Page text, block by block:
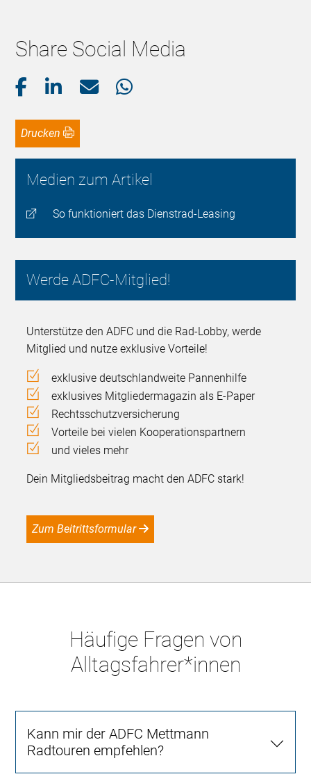
Share Social Media
Drucken
Medien zum Artikel
So funktioniert das Dienstrad-Leasing
Werde ADFC-Mitglied!
Unterstütze den ADFC und die Rad-Lobby, werde
Mitglied und nutze exklusive Vorteile!
exklusive deutschlandweite Pannenhilfe
exklusives Mitgliedermagazin als E-Paper
Rechtsschutzversicherung
Vorteile bei vielen Kooperationspartnern
und vieles mehr
Dein Mitgliedsbeitrag macht den ADFC stark!
Zum Beitrittsformular
Häufige Fragen von
Alltagsfahrer*innen
Kann mir der ADFC Mettmann
Radtouren empfehlen?